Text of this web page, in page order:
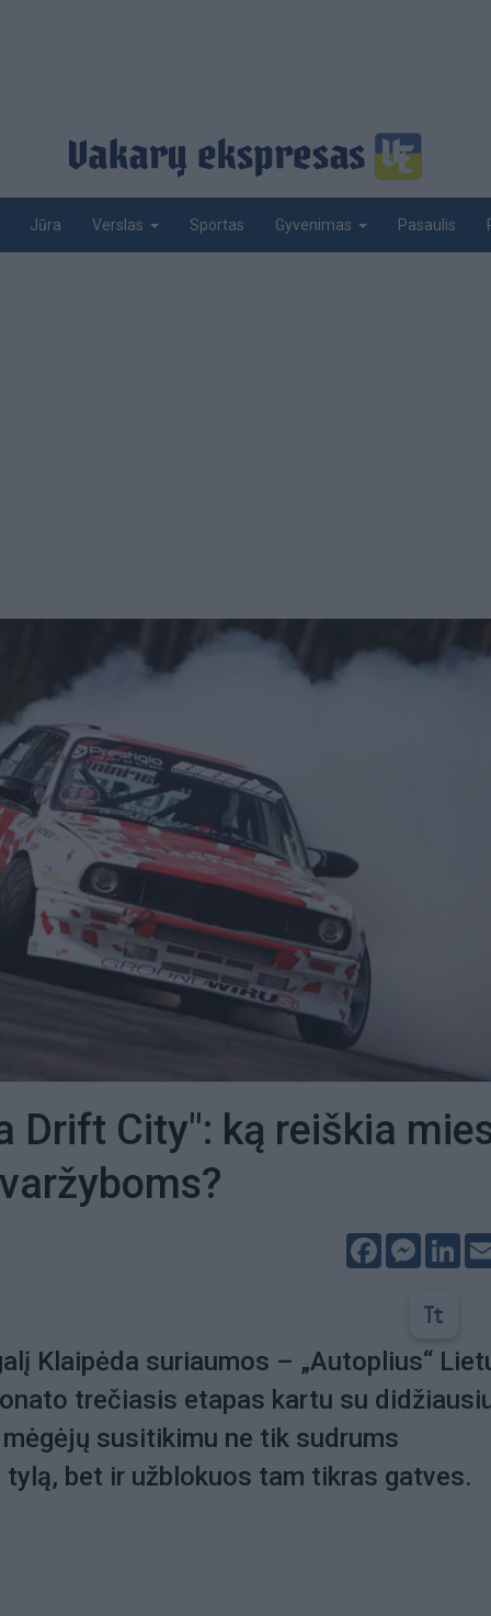
Jūra Verslas Sportas Gyvenimas Pasaulis
Drift City": ką reiškia
Facebook
Klaipėda suriaumos – „Autoplius“
trečiasis etapas kartu su
susitikimu ne tik sudrums
bet ir užblokuos tam tikras gatves.